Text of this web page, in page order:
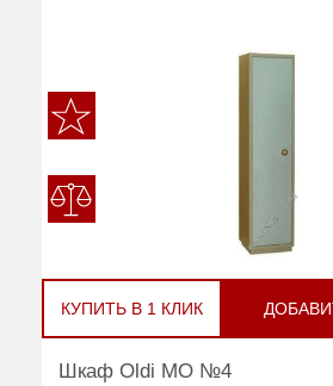
КУПИТЬ В 1 КЛИК
Шкаф Oldi МО №4